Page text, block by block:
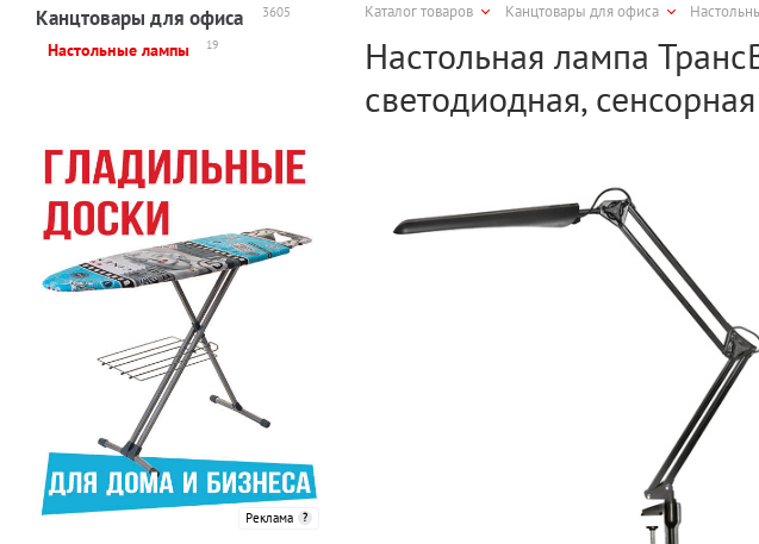
Канцтовары для офиса 3605
Настольные лампы 19
Реклама
Каталог товаров Канцтовары для офиса
Настольная лампа
светодиодная,